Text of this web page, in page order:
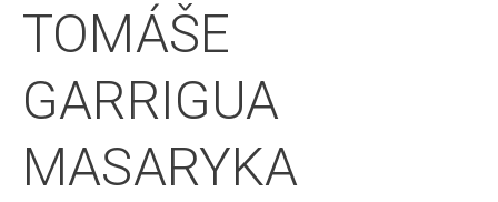
TOMÁŠE
GARRIGUA
MASARYKA